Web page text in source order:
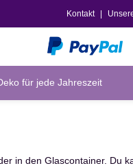
Kontakt
für jede Jahreszeit
in den Glascontainer. Du